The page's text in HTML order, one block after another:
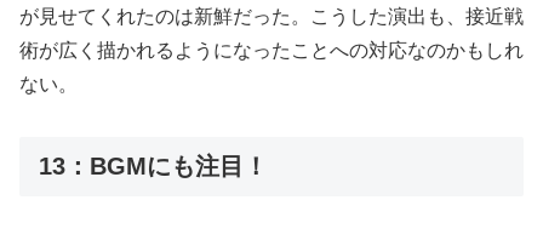
が見せてくれたのは新鮮だった。こうした演出も、接近戦
術が広く描かれるようになったことへの対応なのかもしれ
ない。
13：BGMにも注目！